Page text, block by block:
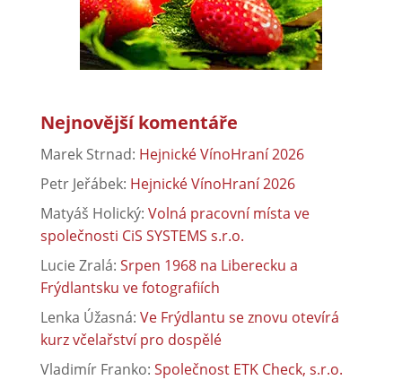
Nejnovější komentáře
Marek Strnad: Hejnické VínoHraní 2026
Petr Jeřábek: Hejnické VínoHraní 2026
Matyáš Holický: Volná pracovní místa ve
společnosti CiS SYSTEMS s.r.o.
Lucie Zralá: Srpen 1968 na Liberecku a
Frýdlantsku ve fotografiích
Lenka Úžasná: Ve Frýdlantu se znovu otevírá
kurz včelařství pro dospělé
Vladimír Franko: Společnost ETK Check, s.r.o.